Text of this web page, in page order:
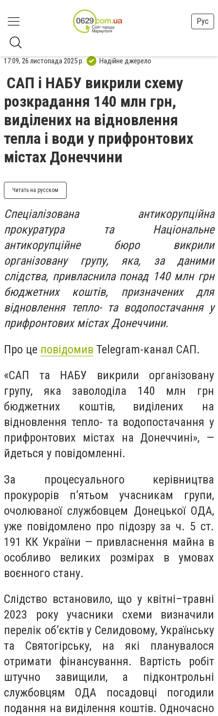
Рус
17:09, 26 листопада 2025 р. Надійне джерело
САП і НАБУ викрили схему
розкрадання 140 млн грн,
виділених на відновлення
тепла і води у прифронтових
містах Донеччини
Читать на русском
Спеціалізована антикорупційна
прокуратура та Національне
антикорупційне бюро викрили
організовану групу, яка, за даними
слідства, привласнила понад 140 млн грн
бюджетних коштів, призначених для
відновлення тепло- та водопостачання у
прифронтових містах Донеччини.
Про це повідомив Telegram-канал САП.
«САП та НАБУ викрили організовану
групу, яка заволоділа 140 млн грн
бюджетних коштів, виділених на
відновлення тепло- та водопостачання у
прифронтових містах на Донеччині», —
йдеться у повідомленні.
За процесуального керівництва
прокурорів п’ятьом учасникам групи,
очолюваної службовцем Донецької ОДА,
уже повідомлено про підозру за ч. 5 ст.
191 КК України — привласнення майна в
особливо великих розмірах в умовах
воєнного стану.
Слідство встановило, що у квітні–травні
2023 року учасники схеми визначили
перелік об’єктів у Селидовому, Українську
та Святогірську, на які планувалося
отримати фінансування. Вартість робіт
штучно завищили, а підконтрольні
службовцям ОДА посадовці погодили
подання на виділення коштів. Одночасно